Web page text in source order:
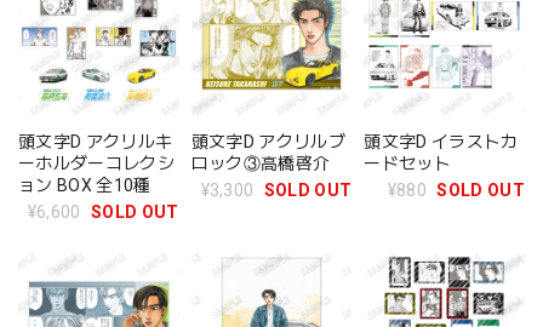
頭文字D アクリルキ
ーホルダーコレクシ
ョン BOX 全10種
¥6,600
SOLD OUT
頭文字D アクリルブ
ロック③高橋啓介
¥3,300
SOLD OUT
頭文字D イラストカ
ードセット
¥880 SOLD OUT